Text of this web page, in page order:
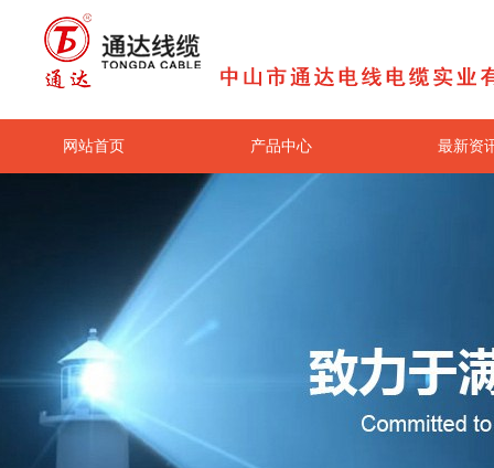
网站首页 产品中心 最新资
联系我们